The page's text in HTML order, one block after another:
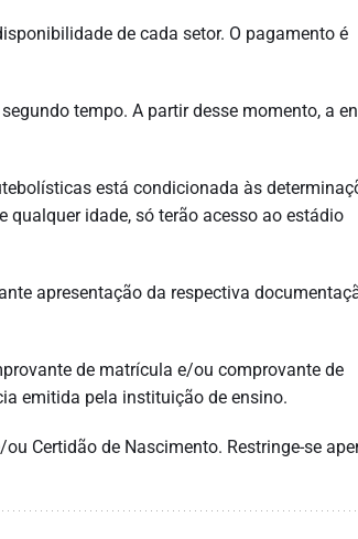
de cada setor. O pagamento é
tempo. A partir desse momento, a
está condicionada às
qualquer idade, só terão acesso ao estádio
apresentação da respectiva
de matrícula e/ou comprovante de
emitida pela instituição de ensino.
Certidão de Nascimento. Restringe-se